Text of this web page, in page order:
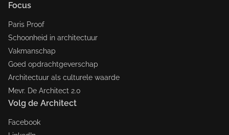
Focus
Paris Proof
Schoonheid in architectuur
Vakmanschap
Goed opdrachtgeverschap
Architectuur als culturele waarde
Mevr. De Architect 2.0
Volg de Architect
Facebook